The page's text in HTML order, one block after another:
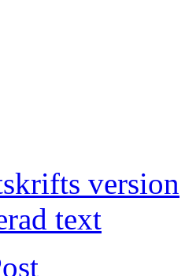
version
text